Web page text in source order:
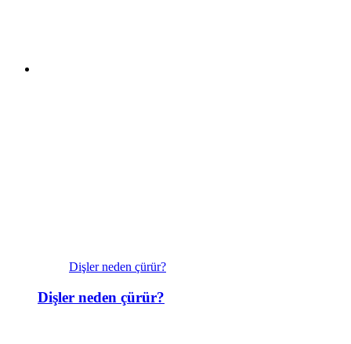
Dişler neden çürür?
Dişler neden çürür?